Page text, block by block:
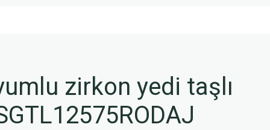
zirkon yedi taşlı